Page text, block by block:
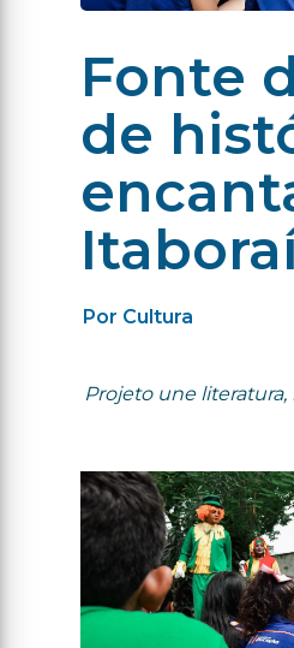
Fonte
de
Por Cultura
Projeto une